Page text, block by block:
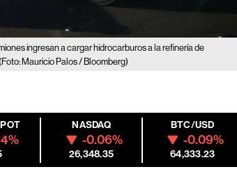
ingresan a cargar hidrocarburos a la refinería de
Mauricio Palos / Bloomberg)
NASDAQ
-0.06%
26,348.35
BTC/USD
-0.09%
64,333.23